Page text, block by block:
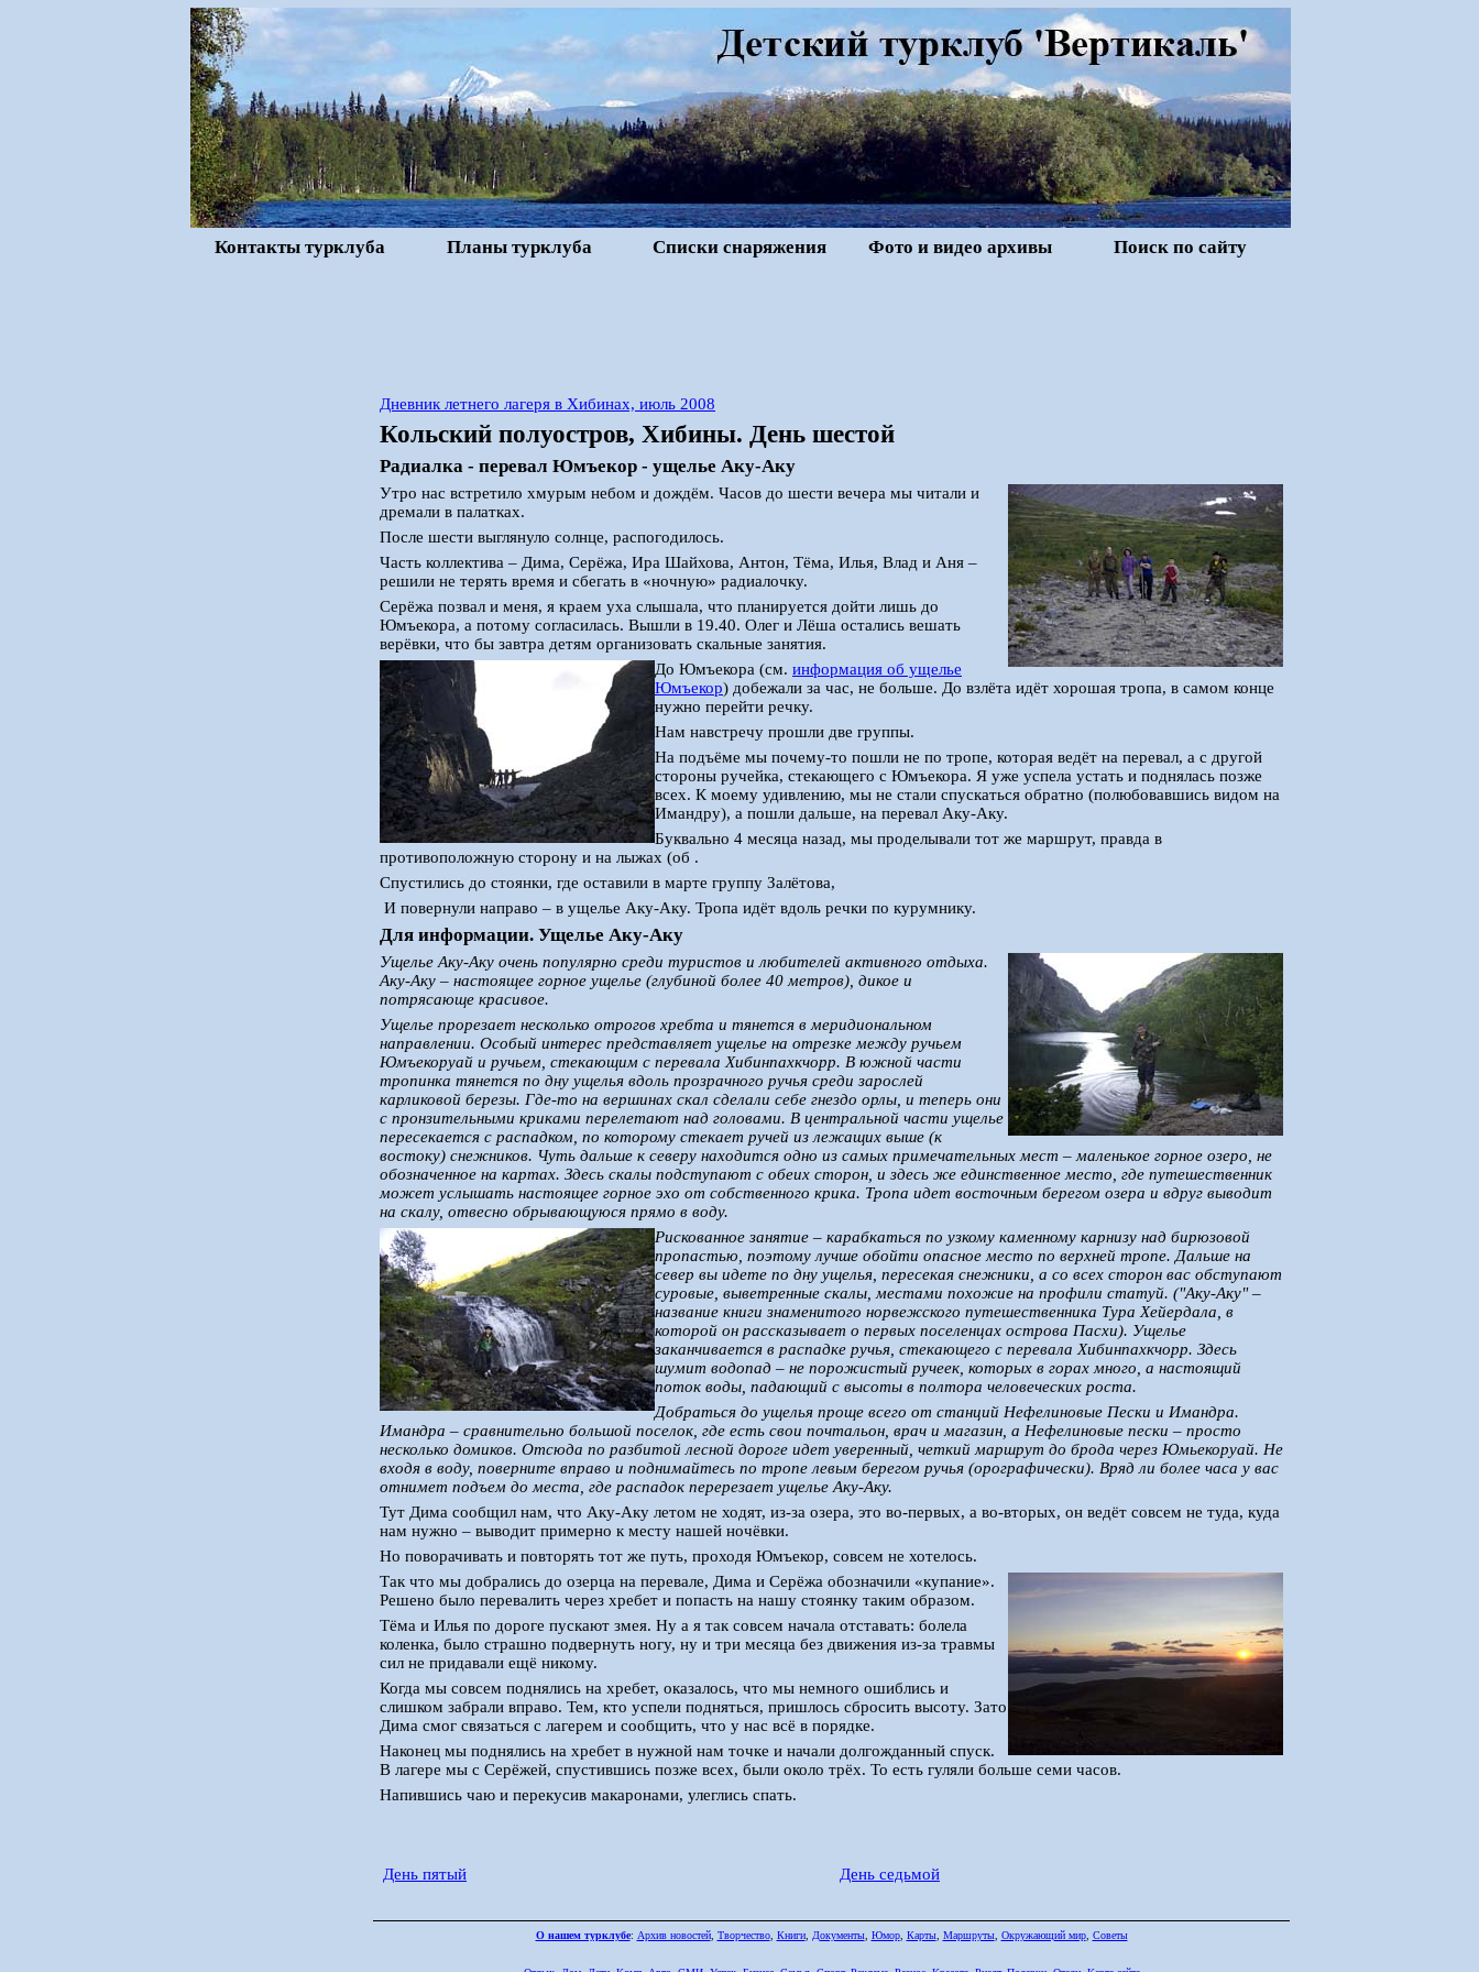
Контакты турклуба Планы турклуба Списки снаряжения Фото и видео архивы Поиск по сайту
Дневник летнего лагеря в Хибинах, июль 2008
Кольский полуостров, Хибины. День шестой
Радиалка - перевал Юмъекор - ущелье Аку-Аку
Утро нас встретило хмурым небом и дождём. Часов до шести вечера мы читали и
дремали в палатках.
После шести выглянуло солнце, распогодилось.
Часть коллектива – Дима, Серёжа, Ира Шайхова, Антон, Тёма, Илья, Влад и Аня –
решили не терять время и сбегать в «ночную» радиалочку.
Серёжа позвал и меня, я краем уха слышала, что планируется дойти лишь до
Юмъекора, а потому согласилась. Вышли в 19.40. Олег и Лёша остались вешать
верёвки, что бы завтра детям организовать скальные занятия.
До Юмъекора (см. информация об ущелье
Юмъекор) добежали за час, не больше. До взлёта идёт хорошая тропа, в самом конце
нужно перейти речку.
Нам навстречу прошли две группы.
На подъёме мы почему-то пошли не по тропе, которая ведёт на перевал, а с другой
стороны ручейка, стекающего с Юмъекора. Я уже успела устать и поднялась позже
всех. К моему удивлению, мы не стали спускаться обратно (полюбовавшись видом на
Имандру), а пошли дальше, на перевал Аку-Аку.
Буквально 4 месяца назад, мы проделывали тот же маршрут, правда в
противоположную сторону и на лыжах (об .
Спустились до стоянки, где оставили в марте группу Залётова,
И повернули направо – в ущелье Аку-Аку. Тропа идёт вдоль речки по курумнику.
Для информации. Ущелье Аку-Аку
Ущелье Аку-Аку очень популярно среди туристов и любителей активного отдыха.
Аку-Аку – настоящее горное ущелье (глубиной более 40 метров), дикое и
потрясающе красивое.
Ущелье прорезает несколько отрогов хребта и тянется в меридиональном
направлении. Особый интерес представляет ущелье на отрезке между ручьем
Юмъекоруай и ручьем, стекающим с перевала Хибинпахкчорр. В южной части
тропинка тянется по дну ущелья вдоль прозрачного ручья среди зарослей
карликовой березы. Где-то на вершинах скал сделали себе гнездо орлы, и теперь они
с пронзительными криками перелетают над головами. В центральной части ущелье
пересекается с распадком, по которому стекает ручей из лежащих выше (к
востоку) снежников. Чуть дальше к северу находится одно из самых примечательных мест – маленькое горное озеро, не
обозначенное на картах. Здесь скалы подступают с обеих сторон, и здесь же единственное место, где путешественник
может услышать настоящее горное эхо от собственного крика. Тропа идет восточным берегом озера и вдруг выводит
на скалу, отвесно обрывающуюся прямо в воду.
Рискованное занятие – карабкаться по узкому каменному карнизу над бирюзовой
пропастью, поэтому лучше обойти опасное место по верхней тропе. Дальше на
север вы идете по дну ущелья, пересекая снежники, а со всех сторон вас обступают
суровые, выветренные скалы, местами похожие на профили статуй. ("Аку-Аку" –
название книги знаменитого норвежского путешественника Тура Хейердала, в
которой он рассказывает о первых поселенцах острова Пасхи). Ущелье
заканчивается в распадке ручья, стекающего с перевала Хибинпахкчорр. Здесь
шумит водопад – не порожистый ручеек, которых в горах много, а настоящий
поток воды, падающий с высоты в полтора человеческих роста.
Добраться до ущелья проще всего от станций Нефелиновые Пески и Имандра.
Имандра – сравнительно большой поселок, где есть свои почтальон, врач и магазин, а Нефелиновые пески – просто
несколько домиков. Отсюда по разбитой лесной дороге идет уверенный, четкий маршрут до брода через Юмьекоруай. Не
входя в воду, поверните вправо и поднимайтесь по тропе левым берегом ручья (орографически). Вряд ли более часа у вас
отнимет подъем до места, где распадок перерезает ущелье Аку-Аку.
Тут Дима сообщил нам, что Аку-Аку летом не ходят, из-за озера, это во-первых, а во-вторых, он ведёт совсем не туда, куда
нам нужно – выводит примерно к месту нашей ночёвки.
Но поворачивать и повторять тот же путь, проходя Юмъекор, совсем не хотелось.
Так что мы добрались до озерца на перевале, Дима и Серёжа обозначили «купание».
Решено было перевалить через хребет и попасть на нашу стоянку таким образом.
Тёма и Илья по дороге пускают змея. Ну а я так совсем начала отставать: болела
коленка, было страшно подвернуть ногу, ну и три месяца без движения из-за травмы
сил не придавали ещё никому.
Когда мы совсем поднялись на хребет, оказалось, что мы немного ошиблись и
слишком забрали вправо. Тем, кто успели подняться, пришлось сбросить высоту. Зато
Дима смог связаться с лагерем и сообщить, что у нас всё в порядке.
Наконец мы поднялись на хребет в нужной нам точке и начали долгожданный спуск.
В лагере мы с Серёжей, спустившись позже всех, были около трёх. То есть гуляли больше семи часов.
Напившись чаю и перекусив макаронами, улеглись спать.
День пятый День седьмой
О нашем турклубе: Архив новостей, Творчество, Книги, Документы, Юмор, Карты, Маршруты, Окружающий мир, Советы